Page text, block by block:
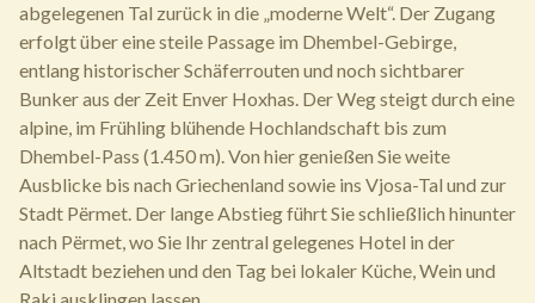
abgelegenen Tal zurück in die „moderne Welt“. Der Zugang
erfolgt über eine steile Passage im Dhembel-Gebirge,
entlang historischer Schäferrouten und noch sichtbarer
Bunker aus der Zeit Enver Hoxhas. Der Weg steigt durch eine
alpine, im Frühling blühende Hochlandschaft bis zum
Dhembel-Pass (1.450 m). Von hier genießen Sie weite
Ausblicke bis nach Griechenland sowie ins Vjosa-Tal und zur
Stadt Përmet. Der lange Abstieg führt Sie schließlich hinunter
nach Përmet, wo Sie Ihr zentral gelegenes Hotel in der
Altstadt beziehen und den Tag bei lokaler Küche, Wein und